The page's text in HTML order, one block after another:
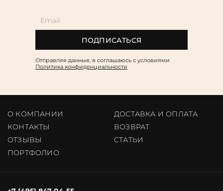
ПОДПИСАТЬСЯ
Отправляя данные, я соглашаюсь c условиями
Политика конфиденциальности
О КОМПАНИИ
ДОСТАВКА И ОПЛАТА
КОНТАКТЫ
ВОЗВРАТ
ОТЗЫВЫ
CТАТЬИ
ПОРТФОЛИО